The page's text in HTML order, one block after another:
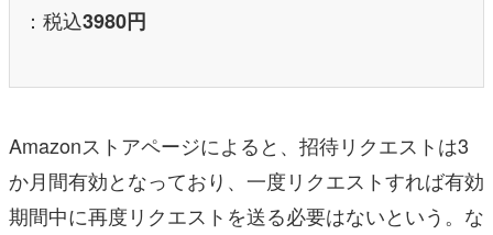
：税込3980円
Amazonストアページによると、招待リクエストは3
か月間有効となっており、一度リクエストすれば有効
期間中に再度リクエストを送る必要はないという。な